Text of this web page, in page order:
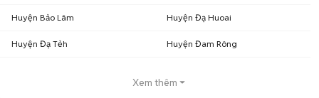
Huyện Bảo Lâm Huyện Đạ Huoai
Huyện Đạ Tẻh Huyện Đam Rông
Xem thêm